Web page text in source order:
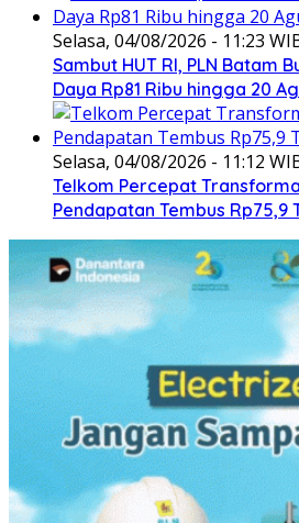
Selasa, 04/08/2026 - 11:23
Sambut HUT RI, PLN Batam
Daya Rp81 Ribu hingga 20
Selasa, 04/08/2026 - 11:12
Telkom Percepat
Pendapatan Tembus Rp75,9